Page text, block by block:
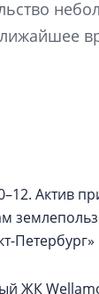
Актив
Петербург»
ЖК